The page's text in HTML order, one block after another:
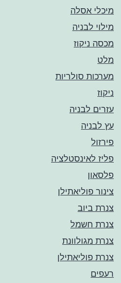
מיכלי אסלה
מילוי לבניה
מכסה ניקוז
מלט
מערכות סולריות
ניקוז
עזרים לבניה
עץ לבניה
פירזול
פליז לאינסטלציה
פלסאון
צינור פוליאתילן
צנרת ביוב
צנרת חשמל
צנרת מגולוונת
צנרת פוליאתילן
רעפים